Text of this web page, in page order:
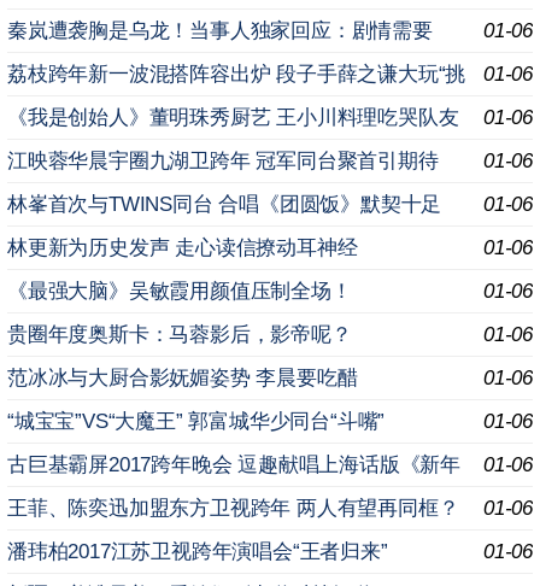
01-06
秦岚遭袭胸是乌龙！当事人独家回应：剧情需要
01-06
荔枝跨年新一波混搭阵容出炉 段子手薛之谦大玩“挑
战”pk“大魔王”谭晶
01-06
《我是创始人》董明珠秀厨艺 王小川料理吃哭队友
01-06
江映蓉华晨宇圈九湖卫跨年 冠军同台聚首引期待
01-06
林峯首次与TWINS同台 合唱《团圆饭》默契十足
01-06
林更新为历史发声 走心读信撩动耳神经
01-06
《最强大脑》吴敏霞用颜值压制全场！
01-06
贵圈年度奥斯卡：马蓉影后，影帝呢？
01-06
范冰冰与大厨合影妩媚姿势 李晨要吃醋
01-06
“城宝宝”VS“大魔王” 郭富城华少同台“斗嘴”
01-06
古巨基霸屏2017跨年晚会 逗趣献唱上海话版《新年
好》
01-06
王菲、陈奕迅加盟东方卫视跨年 两人有望再同框？
01-06
潘玮柏2017江苏卫视跨年演唱会“王者归来”